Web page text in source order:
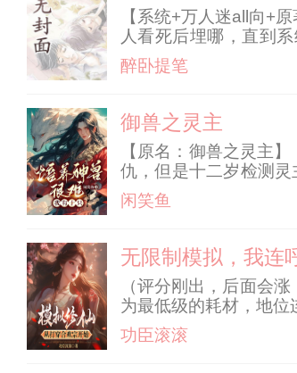
【系统+万人迷all向+
人看死后埋哪，直到
家、黑瞎子的眼睛、
臣：不许再抛下我，不
醉卧提笔
御兽之灵主
【原名：御兽之灵主
仇，但是十二岁检测
宠物，但楚少野偏不
宠一只比一只威猛，但
闲笑鱼
无限制模拟，我连
（评分刚出，后面会
为最低级的耗材，地
主】 【成功继承15年
【成功继承筑基法术
功臣滚滚